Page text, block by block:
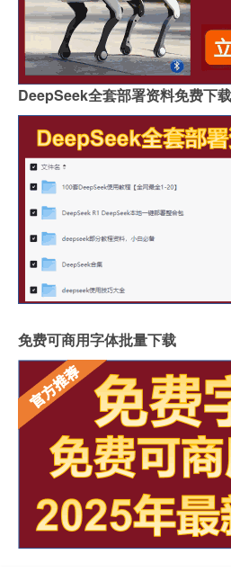
DeepSeek全套部署资料免费下载
免费可商用字体批量下载